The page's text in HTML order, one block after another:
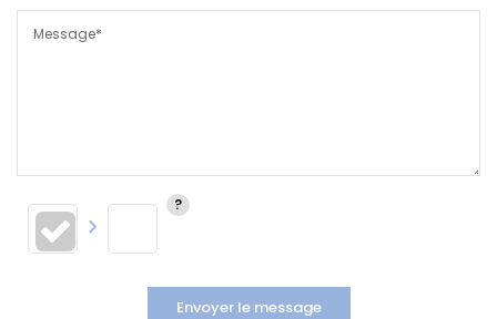
Message*
Envoyer le message